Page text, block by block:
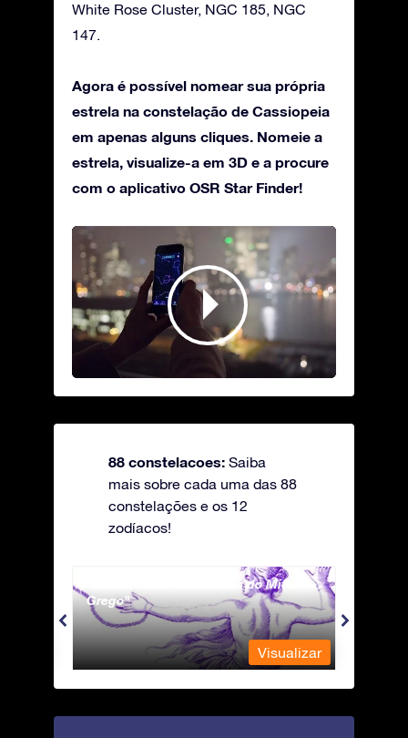
White Rose Cluster, NGC 185, NGC
147.
Agora é possível nomear sua própria
estrela na constelação de Cassiopeia
em apenas alguns cliques. Nomeie a
estrela, visualize-a em 3D e a procure
com o aplicativo OSR Star Finder!
88 constelacoes: Saiba
mais sobre cada uma das 88
constelações e os 12
zodíacos!
Andromeda - A Princesa do Mito
Grego
Visualizar